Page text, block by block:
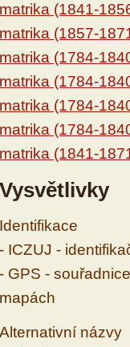
matrika (1841-
matrika (1857-
matrika (1784-
matrika (1784-
matrika (1784-
matrika (1784-
matrika (1841-
Vysvětlivky
Identifikace
- ICZUJ -
- GPS -
mapách
Alternativní názvy